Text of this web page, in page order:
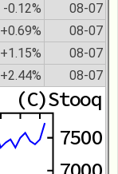
-0.12% 08-07
+0.69% 08-07
+1.15% 08-07
+2.44% 08-07